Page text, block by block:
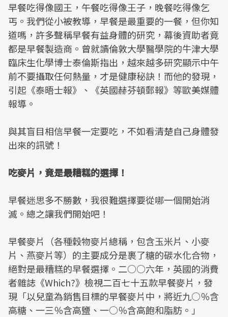
早餐吃得像國王，午餐吃得像王子，晚餐吃得像乞
丐。我們從小被教導，早餐是最重要的一餐，但你知
道嗎，許多聲稱早餐有益身體的研究，幕後資助者竟
都是早餐製造商。曾就讀倫敦大學醫學院的牛津大學
臨床生化學博士泰倫斯指出，越來越多研究顯示中午
前不要攝取任何熱量，才是健康秘訣！而他的發現，
引起《泰晤士報》、《英國赫芬頓郵報》等歐美媒體
報導。
與其盲目相信早餐一定要吃，不如看清楚自己身體發
出來的訊號！
吃麥片，竟是最糟糕的選擇！
早餐迷思多不勝數，我很難選擇要從哪一個開始消
滅。總之讓我們開始吧！
早餐麥片（各種穀物麥片總稱，包含玉米片、小麥
片、燕麥片等）的主要成分是裹了糖的碳水化合物，
絕對是最糟糕的早餐選擇。二○○六年，英國的消費
者雜誌《Which?》檢視二百七十五款早餐麥片，發
現「以兒童為銷售目標的早餐麥片中，將近九○％含
高糖、一三％含高鹽、一○％含高飽和脂肪。」